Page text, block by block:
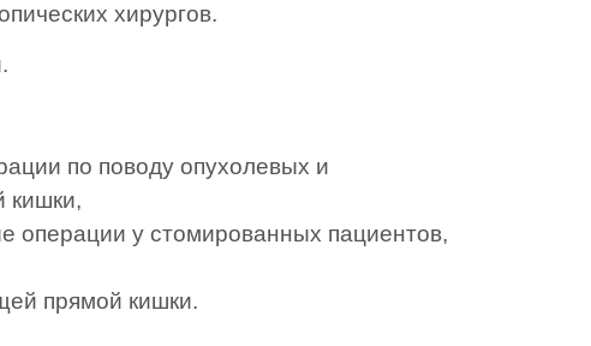
хирургов.
по поводу опухолевых и
кишки,
операции у стомированных пациентов,
прямой кишки.